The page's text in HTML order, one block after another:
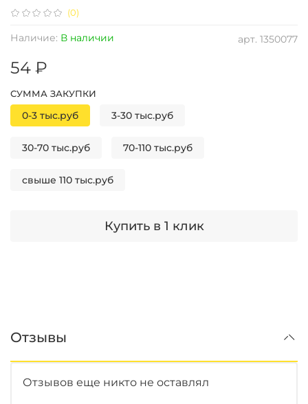
(0)
арт. 1350077
Наличие: В наличии
54 ₽
Купить в 1 клик
СУММА ЗАКУПКИ
0-3 тыс.руб 3-30 тыс.руб
30-70 тыс.руб 70-110 тыс.руб
свыше 110 тыс.руб
Отзывы
Отзывов еще никто не оставлял